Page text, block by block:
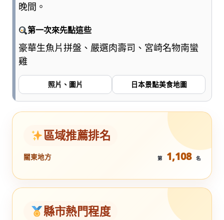
晚間。
第一次來先點這些
豪華生魚片拼盤、嚴選肉壽司、宮崎名物南蠻
雞
照片、圖片 日本景點美食地圖
區域推薦排名
關東地方 第 1,108 名
縣市熱門程度